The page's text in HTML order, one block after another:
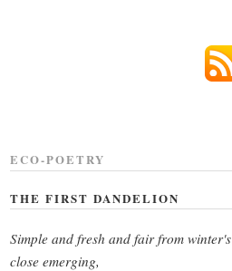
ECO-POETRY
THE FIRST DANDELION
Simple and fresh and fair from winter's
close emerging,